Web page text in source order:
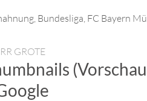
Bundesliga FC Bayern
GROTE